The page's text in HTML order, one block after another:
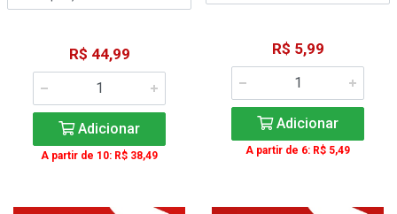
R$ 44,99
Adicionar
A partir de 10: R$ 38,49
R$ 5,99
Adicionar
A partir de 6: R$ 5,49